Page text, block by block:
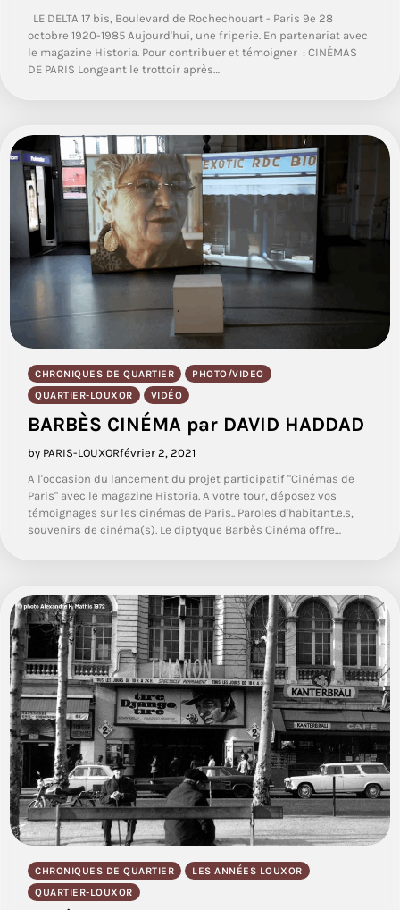
LE DELTA 17 bis, Boulevard de Rochechouart - Paris 9e 28
octobre 1920-1985 Aujourd'hui, une friperie. En partenariat avec
le magazine Historia. Pour contribuer et témoigner : CINÉMAS
DE PARIS Longeant le trottoir après…
CHRONIQUES DE QUARTIER
PHOTO/VIDEO
QUARTIER-LOUXOR
VIDÉO
BARBÈS CINÉMA par DAVID HADDAD
by PARIS-LOUXORfévrier 2, 2021
A l'occasion du lancement du projet participatif "Cinémas de
Paris" avec le magazine Historia. A votre tour, déposez vos
témoignages sur les cinémas de Paris.. Paroles d'habitant.e.s,
souvenirs de cinéma(s). Le diptyque Barbès Cinéma offre…
CHRONIQUES DE QUARTIER
LES ANNÉES LOUXOR
QUARTIER-LOUXOR